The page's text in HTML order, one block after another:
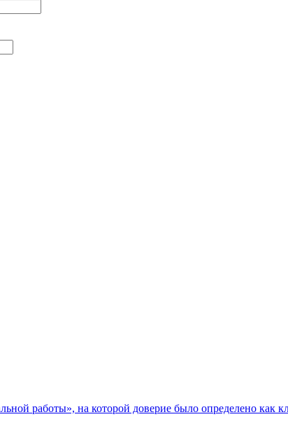
работы», на которой доверие было определено как